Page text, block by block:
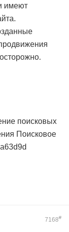
имеют
поисковых
Поисковое
7168#